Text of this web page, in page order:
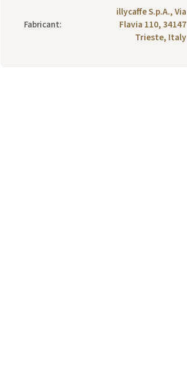
Fabricant:
illycaffe S.p.A., Via
Flavia 110, 34147
Trieste, Italy